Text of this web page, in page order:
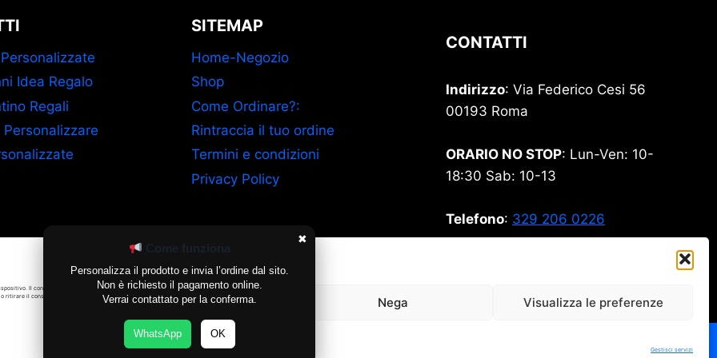
Gestisci Consenso Cookie
Il consenso a queste
ritirare il consenso può
Gestisci servizi
Accetta Nega Visualizza le preferenze
Idea Regalo
Regali
SITEMAP
Home-Negozio
Shop
Come Ordinare?:
Rintraccia il tuo ordine
Termini e condizioni
Privacy Policy
CONTATTI
Indirizzo: Via Federico Cesi 56
00193 Roma
ORARIO NO STOP: Lun-Ven: 10-
18:30 Sab: 10-13
Telefono: 329 206 0226
✖
Come funziona
Personalizza il prodotto e invia l’ordine dal sito.
Non è richiesto il pagamento online.
Verrai contattato per la conferma.
WhatsApp OK